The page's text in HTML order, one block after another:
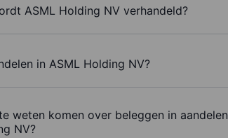
ASML Holding NV verhandeld?
in ASML Holding NV?
weten komen over beleggen in aandelen
NV?